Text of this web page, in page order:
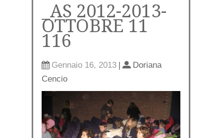
_AS 2012-2013-
OTTOBRE 11
116
Gennaio 16, 2013 |
Doriana
Cencio